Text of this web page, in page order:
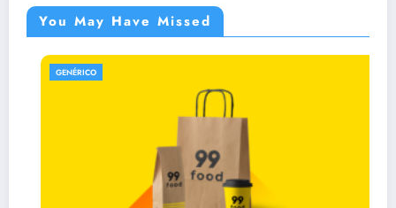
You May Have Missed